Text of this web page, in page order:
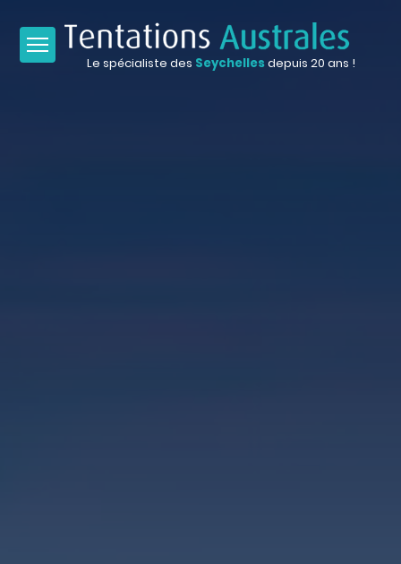
Le spécialiste des Seychellesdepuis 20 ans !